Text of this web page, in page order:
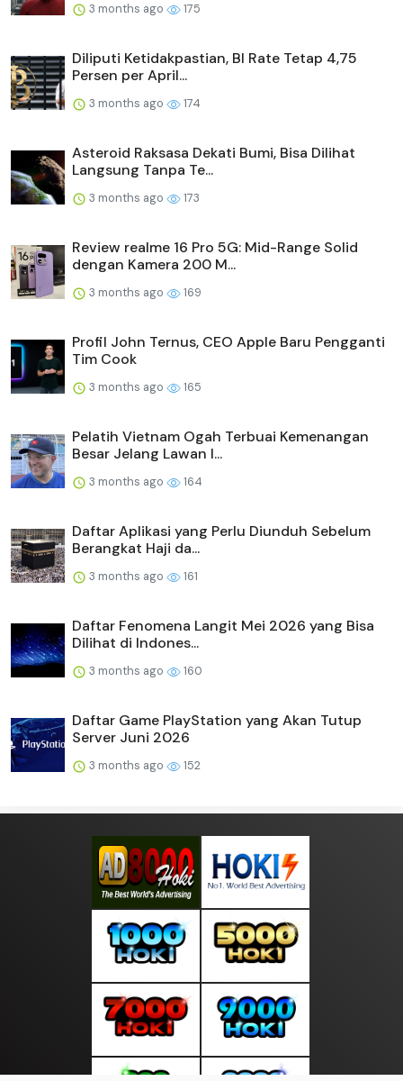
3 months ago 175
Diliputi Ketidakpastian, BI Rate Tetap 4,75
Persen per April...
3 months ago 174
Asteroid Raksasa Dekati Bumi, Bisa Dilihat
Langsung Tanpa Te...
3 months ago 173
Review realme 16 Pro 5G: Mid-Range Solid
dengan Kamera 200 M...
3 months ago 169
Profil John Ternus, CEO Apple Baru Pengganti
Tim Cook
3 months ago 165
Pelatih Vietnam Ogah Terbuai Kemenangan
Besar Jelang Lawan I...
3 months ago 164
Daftar Aplikasi yang Perlu Diunduh Sebelum
Berangkat Haji da...
3 months ago 161
Daftar Fenomena Langit Mei 2026 yang Bisa
Dilihat di Indones...
3 months ago 160
Daftar Game PlayStation yang Akan Tutup
Server Juni 2026
3 months ago 152